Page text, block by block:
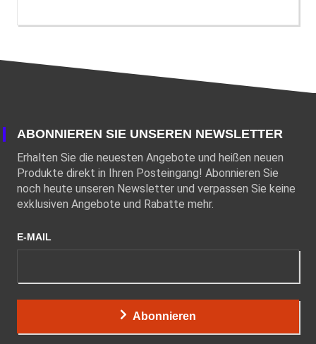
ABONNIEREN SIE UNSEREN NEWSLETTER
Erhalten Sie die neuesten Angebote und heißen neuen
Produkte direkt in Ihren Posteingang! Abonnieren Sie
noch heute unseren Newsletter und verpassen Sie keine
exklusiven Angebote und Rabatte mehr.
E-MAIL
Abonnieren